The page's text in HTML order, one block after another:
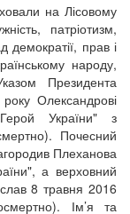
на Лісовому
патріотизм,
демократії, прав і
народу,
Президента
Олександрові
України" з
Почесний
Плеханова
а верховний
8 травня 2016
Ім’я та